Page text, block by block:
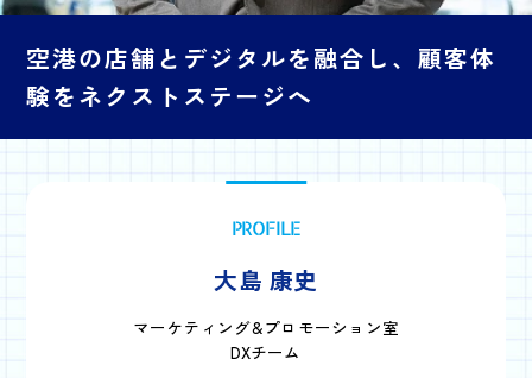
空港の店舗とデジタルを融合し、顧客体
験をネクストステージへ
PROFILE
大島 康史
マーケティング&プロモーション室
DXチーム